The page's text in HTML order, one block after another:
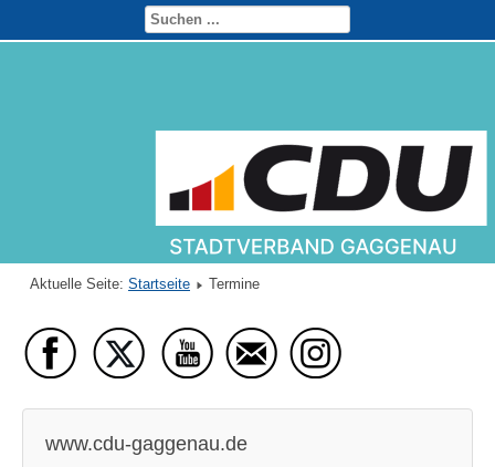
Aktuelle Seite: Startseite Termine
www.cdu-gaggenau.de